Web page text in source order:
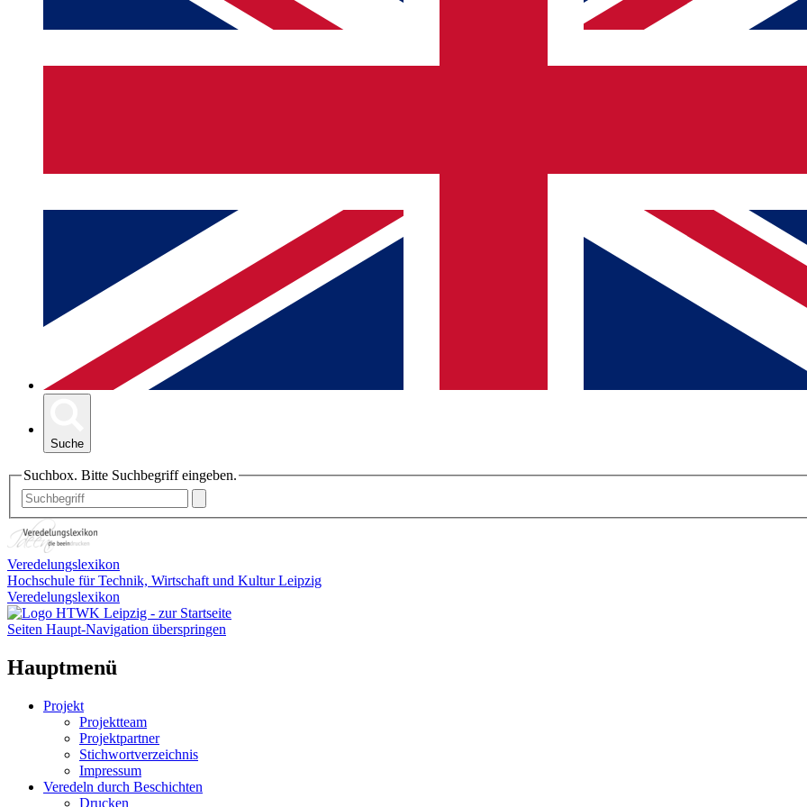
Suche
Suchbox. Bitte Suchbegriff eingeben.
Veredelungslexikon
Hochschule für Technik, Wirtschaft und Kultur Leipzig
Veredelungslexikon
Seiten Haupt-Navigation überspringen
Hauptmenü
Projekt
Projektteam
Projektpartner
Stichwortverzeichnis
Impressum
Veredeln durch Beschichten
Drucken